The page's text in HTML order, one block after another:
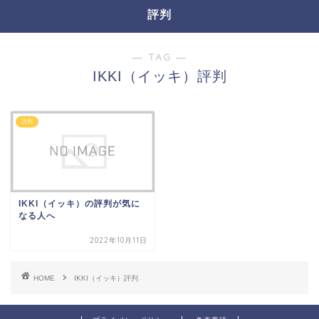
評判
― TAG ―
IKKI（イッキ）評判
評判
IKKI（イッキ）の評判が気に
なる人へ
2022年10月11日
HOME IKKI（イッキ）評判